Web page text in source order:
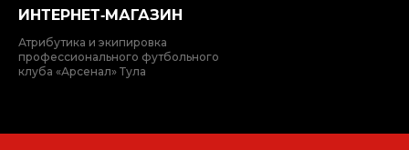
ИНТЕРНЕТ‑МАГАЗИН
Атрибутика и экипировка
профессионального футбольного
клуба «Арсенал» Тула